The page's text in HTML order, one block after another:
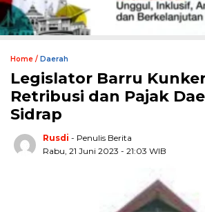
Home / Daerah
Legislator Barru
Retribusi dan Pajak
Sidrap
Rusdi - Penulis Berita
Rabu, 21 Juni 2023 - 21:03 WIB